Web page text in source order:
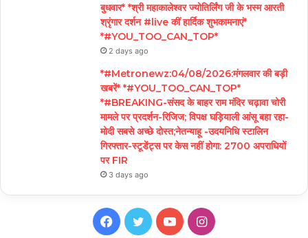
बुधवार* *श्री महाकालेश्वर ज्योतिर्लिंग जी के भस्म आरती
श्रृंगार दर्शन #live कीं हार्दिक शुभकामनाएं*
*#YOU_TOO_CAN_TOP*
2 days ago
*#Metronewz:04/08/2026:मंगलवार की बड़ी
खबरें* *#YOU_TOO_CAN_TOP*
*#BREAKING-संसद के बाहर राम मंदिर चढ़ावा चोरी
मामले पर प्रदर्शन-रिजिज; विपक्ष घड़ियाली आंसू बहा रहा-
मोदी सबसे अच्छे दोस्त;नेतन्याहू -उदयनिधि स्टालिन
गिरफ्तार-स्टूडेंट्स पर केस नहीं होगा: 2700 अपराधियों
पर FIR
3 days ago
Facebook
TwitterYouTubeInstagram